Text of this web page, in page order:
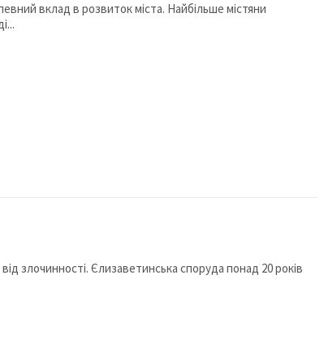
вклад в розвиток міста. Найбільше містяни
злочинності. Єлизаветинська споруда понад 20 років